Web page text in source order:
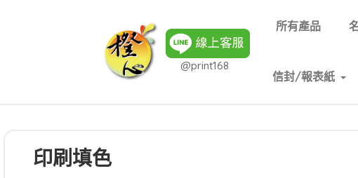
@print168
所有產品
信封/報表紙
印刷填色